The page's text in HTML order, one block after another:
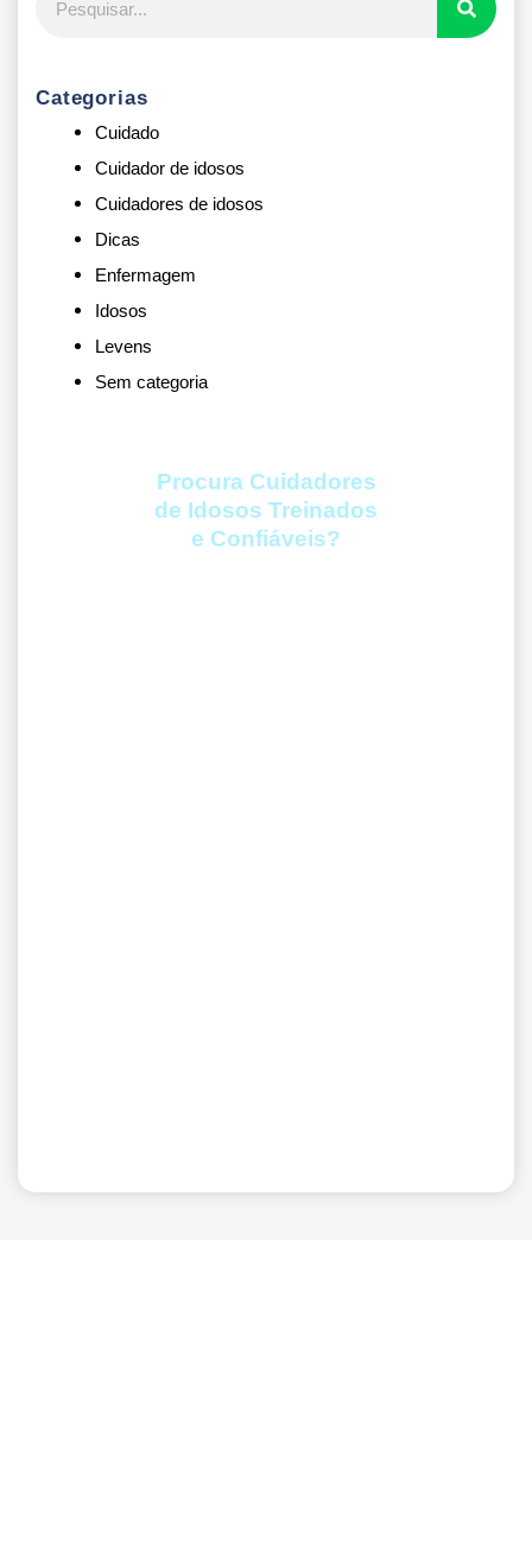
Categorias
Cuidado
Cuidador de idosos
Cuidadores de idosos
Dicas
Enfermagem
Idosos
Levens
Sem categoria
Procura Cuidadores
de Idosos Treinados
e Confiáveis?